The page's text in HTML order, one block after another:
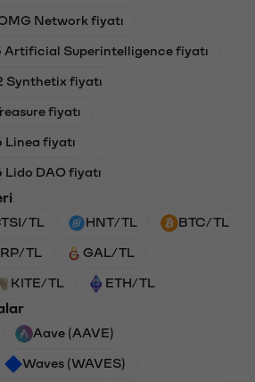
Network fiyatı
Artificial Superintelligence fiyatı
Synthetix fiyatı
fiyatı
Linea fiyatı
Lido DAO fiyatı
TL HNT/TL BTC/TL
TL GAL/TL
KITE/TL ETH/TL
Aave (AAVE)
Waves (WAVES)